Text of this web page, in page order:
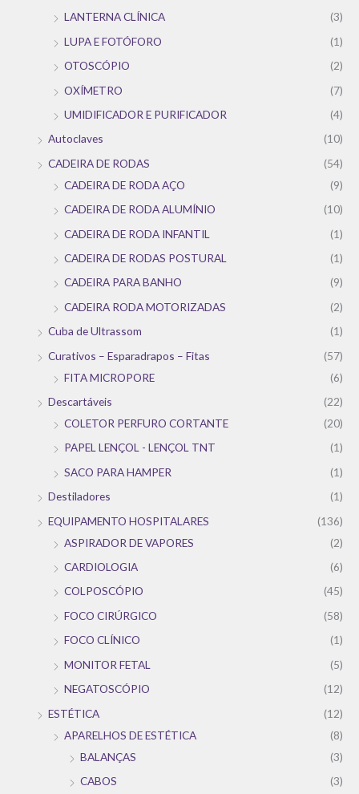
LANTERNA CLÍNICA
(3)
LUPA E FOTÓFORO
(1)
OTOSCÓPIO
(2)
OXÍMETRO
(7)
UMIDIFICADOR E PURIFICADOR
(4)
Autoclaves
(10)
CADEIRA DE RODAS
(54)
CADEIRA DE RODA AÇO
(9)
CADEIRA DE RODA ALUMÍNIO
(10)
CADEIRA DE RODA INFANTIL
(1)
CADEIRA DE RODAS POSTURAL
(1)
CADEIRA PARA BANHO
(9)
CADEIRA RODA MOTORIZADAS
(2)
Cuba de Ultrassom
(1)
Curativos – Esparadrapos – Fitas
(57)
FITA MICROPORE
(6)
Descartáveis
(22)
COLETOR PERFURO CORTANTE
(20)
PAPEL LENÇOL - LENÇOL TNT
(1)
SACO PARA HAMPER
(1)
Destiladores
(1)
EQUIPAMENTO HOSPITALARES
(136)
ASPIRADOR DE VAPORES
(2)
CARDIOLOGIA
(6)
COLPOSCÓPIO
(45)
FOCO CIRÚRGICO
(58)
FOCO CLÍNICO
(1)
MONITOR FETAL
(5)
NEGATOSCÓPIO
(12)
ESTÉTICA
(12)
APARELHOS DE ESTÉTICA
(8)
BALANÇAS
(3)
CABOS
(3)